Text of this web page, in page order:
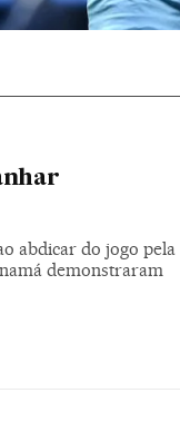
abdicar do jogo pela
demonstraram